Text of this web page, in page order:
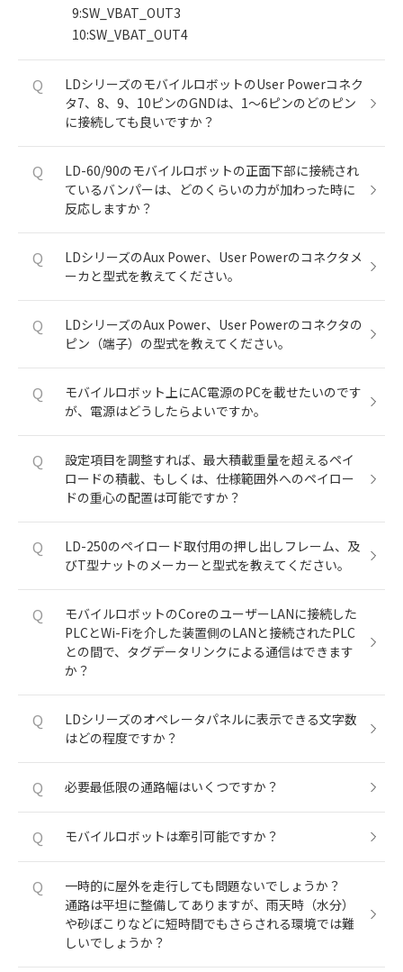
9:SW_VBAT_OUT3
10:SW_VBAT_OUT4
Q
LDシリーズのモバイルロボットのUser Powerコネク
タ7、8、9、10ピンのGNDは、1～6ピンのどのピン
に接続しても良いですか？
Q
LD-60/90のモバイルロボットの正面下部に接続され
ているバンパーは、どのくらいの力が加わった時に
反応しますか？
Q
LDシリーズのAux Power、User Powerのコネクタメ
ーカと型式を教えてください。
Q
LDシリーズのAux Power、User Powerのコネクタの
ピン（端子）の型式を教えてください。
Q
モバイルロボット上にAC電源のPCを載せたいのです
が、電源はどうしたらよいですか。
Q
設定項目を調整すれば、最大積載重量を超えるペイ
ロードの積載、もしくは、仕様範囲外へのペイロー
ドの重心の配置は可能ですか？
Q
LD-250のペイロード取付用の押し出しフレーム、及
びT型ナットのメーカーと型式を教えてください。
Q
モバイルロボットのCoreのユーザーLANに接続した
PLCとWi-Fiを介した装置側のLANと接続されたPLC
との間で、タグデータリンクによる通信はできます
か？
Q
LDシリーズのオペレータパネルに表示できる文字数
はどの程度ですか？
Q 必要最低限の通路幅はいくつですか？
Q モバイルロボットは牽引可能ですか？
Q
一時的に屋外を走行しても問題ないでしょうか？
通路は平坦に整備してありますが、雨天時（水分）
や砂ぼこりなどに短時間でもさらされる環境では難
しいでしょうか？